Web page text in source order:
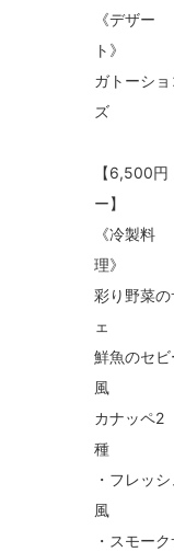
《デザー
ガトーシ
【6,500
《冷製料
彩り野菜
鮮魚のセビ
カナッペ2
・フレッ
・スモー